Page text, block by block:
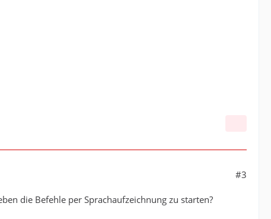
#3
die Befehle per Sprachaufzeichnung zu starten?